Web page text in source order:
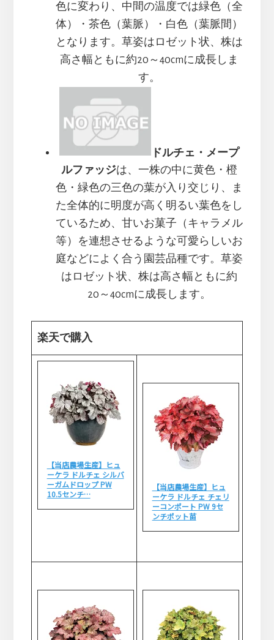
色に変わり、中間の温度では緑色（全
体）・茶色（葉脈）・白色（葉脈間）
となります。草姿はロゼット状、株は
高さ幅ともに約20～40cmに成長しま
す。
ドルチェ・メープ
ルファッジは、一株の中に黄色・橙
色・緑色の三色の葉が入り交じり、ま
た全体的に明度が高く明るい葉色をし
ているため、甘いお菓子（キャラメル
等）を連想させるような可愛らしいお
庭などによく合う園芸品種です。草姿
はロゼット状、株は高さ幅ともに約
20～40cmに成長します。
楽天で購入
【当店農場生産】ヒュ
ーケラ ドルチェ シルバ
ーガムドロップ PW
10.5センチ…
【当店農場生産】ヒュ
ーケラ ドルチェ チェリ
ーコンポート PW 9セ
ンチポット苗